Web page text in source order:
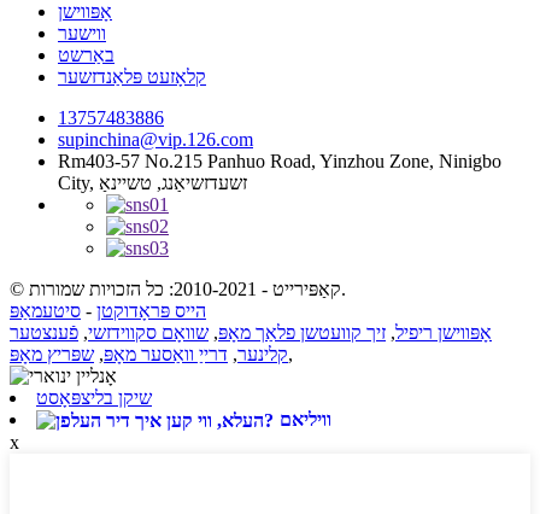
אָפּווישן
ווישער
באַרשט
קלאָזעט פּלאַנדזשער
13757483886
supinchina@vip.126.com
Rm403-57 No.215 Panhuo Road, Yinzhou Zone, Ninigbo
City, זשעדזשיאַנג, טשיינאַ
© קאַפּירייט - 2010-2021: כל הזכויות שמורות.
הייס פּראָדוקטן - סיטעמאַפּ
אָפּווישן ריפיל, זיך קוועטשן פלאַך מאָפּ, שוואָם סקווידזשי, פֿענצטער
קלינער, דרייַ וואַסער מאָפּ, שפּריץ מאָפּ ,
שיקן בליצפּאָסט
וויליאם
x